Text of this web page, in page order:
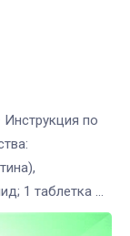
по
1 таблетка ...